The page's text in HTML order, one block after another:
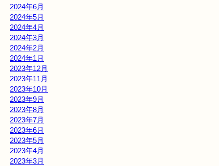
2024年6月
2024年5月
2024年4月
2024年3月
2024年2月
2024年1月
2023年12月
2023年11月
2023年10月
2023年9月
2023年8月
2023年7月
2023年6月
2023年5月
2023年4月
2023年3月